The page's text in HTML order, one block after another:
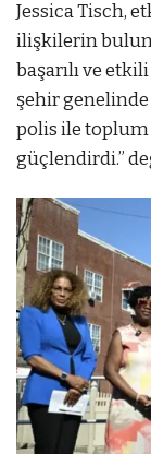
Jessica Tisch,
ilişkilerin
başarılı ve
şehir
polis ile toplum
güçlendirdi.”